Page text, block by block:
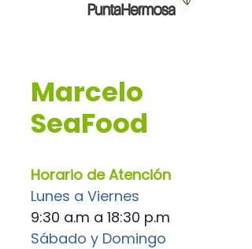
Marcelo
SeaFood
Horario de Atención
Lunes a Viernes
9:30 a.m a 18:30 p.m
Sábado y Domingo